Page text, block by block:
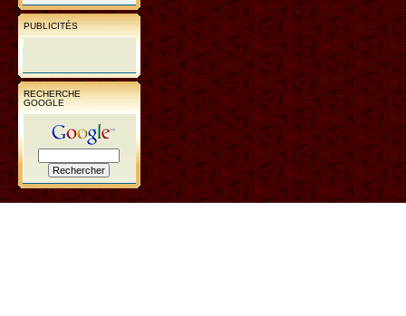
PUBLICITÉS
RECHERCHE
GOOGLE